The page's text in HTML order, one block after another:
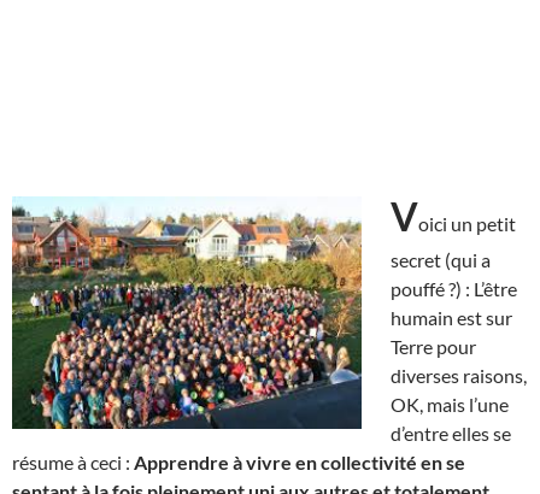
Voici un petit
secret (qui a
pouffé ?) : L’être
humain est sur
Terre pour
diverses raisons,
OK, mais l’une
d’entre elles se
résume à ceci : Apprendre à vivre en collectivité en se